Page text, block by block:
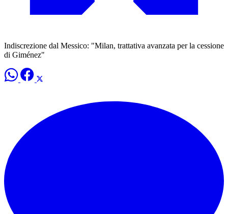
Indiscrezione dal Messico: "Milan, trattativa avanzata per la cessione
di Giménez"